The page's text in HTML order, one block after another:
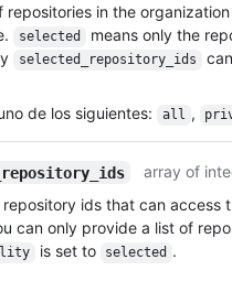
repositories in the
selected
means only the
selected_repository_ids
de los siguientes: all ,
array of
ids that can access
can only provide a list of
is set to selected .